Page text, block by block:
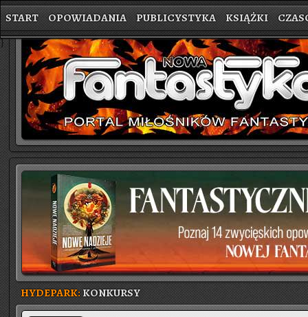
START OPOWIADANIA PUBLICYSTYKA KSIĄŻKI
}
HYDEPARK:KONKURSY